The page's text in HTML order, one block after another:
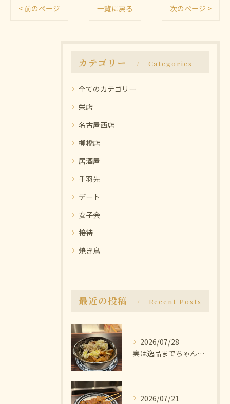
< 前のページ 一覧に戻る 次のページ >
カテゴリー Categories
全てのカテゴリー
栄店
名古屋西店
柳橋店
居酒屋
手羽先
デート
女子会
接待
焼き鳥
最近の投稿 Recent Posts
2026/07/28
実は逸品までちゃんと美味しいんです🫨
2026/07/21